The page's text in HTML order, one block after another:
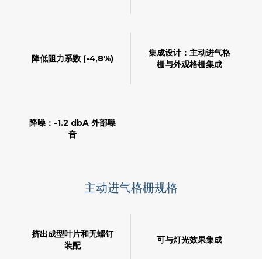
降低阻力系数 (-4,8%)
集成设计：主动进气格
栅与外观格栅集成
降噪：-1.2 dbA 外部噪
音
主动进气格栅规格
挤出成型叶片和无螺钉
装配
可与灯光效果集成